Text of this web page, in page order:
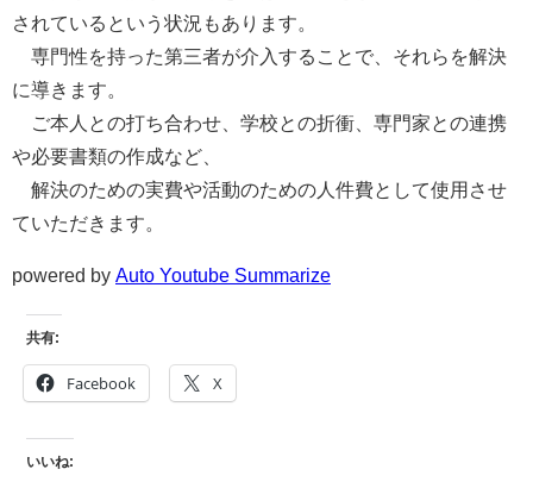
されているという状況もあります。
専門性を持った第三者が介入することで、それらを解決
に導きます。
ご本人との打ち合わせ、学校との折衝、専門家との連携
や必要書類の作成など、
解決のための実費や活動のための人件費として使用させ
ていただきます。
powered by Auto Youtube Summarize
共有:
Facebook X
いいね: